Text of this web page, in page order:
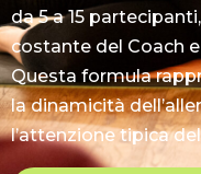
da 5 a 15
costante del Coach
Questa formula
la dinamicità
l’attenzione tipica